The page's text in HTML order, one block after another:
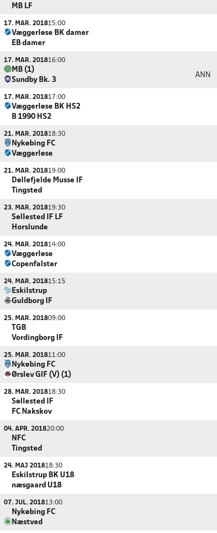
MB LF
17. MAR. 201815:00
Væggerløse BK damer
EB damer
17. MAR. 201816:00
MB (1)
Sundby Bk. 3
ANN
17. MAR. 201817:00
Væggerløse BK HS2
B 1990 HS2
21. MAR. 201818:30
Nykøbing FC
Væggerløse
21. MAR. 201819:00
Døllefjelde Musse IF
Tingsted
23. MAR. 201819:30
Søllested IF LF
Horslunde
24. MAR. 201814:00
Væggerløse
Copenfalster
24. MAR. 201815:15
Eskilstrup
Guldborg IF
25. MAR. 201809:00
TGB
Vordingborg IF
25. MAR. 201811:00
Nykøbing FC
Ørslev GIF (V) (1)
28. MAR. 201818:30
Søllested IF
FC Nakskov
04. APR. 201820:00
NFC
Tingsted
24. MAJ 201818:30
Eskilstrup BK U18
næsgaard U18
07. JUL. 201813:00
Nykøbing FC
Næstved